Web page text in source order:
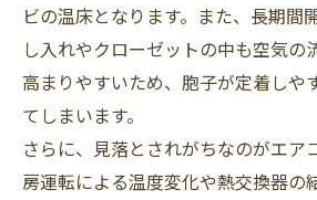
ビの温床となります。また、長期間
し入れやクローゼットの中も空気の
高まりやすいため、胞子が定着しや
てしまいます。
さらに、見落とされがちなのがエア
房運転による温度変化や熱交換器の